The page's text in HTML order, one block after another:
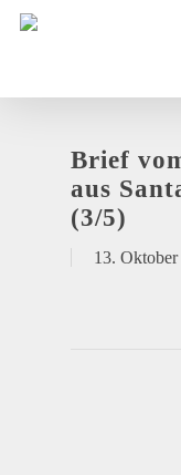
Brief
aus
(3/5)
13. Oktober